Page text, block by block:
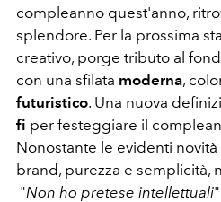
compleanno quest'anno,
splendore. Per la prossima
creativo, porge tributo al
con una sfilata moderna,
futuristico. Una nuova
fi per festeggiare il
Nonostante le evidenti
brand, purezza e semplicità,
"Non ho pretese intellettuali